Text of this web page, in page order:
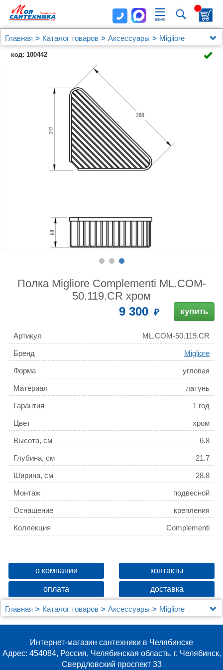
Главная Каталог товаров Аксессуары
Migliore
Полка Migliore Complementi ML.COM-50.119.CR хром
код: 100442
Полка Migliore Complementi ML.COM-
50.119.CR хром
9 300 купить
Артикул ML.COM-50.119.CR
Бренд Migliore
Форма угловая
Материал латунь
Гарантия 1 год
Цвет хром
Высота, см 6.8
Глубина, см 21.7
Ширина, см 28.8
Монтаж подвесной
Оснащение крепления
Коллекция Complementi
о компании контакты
оплата доставка
Главная Каталог товаров Аксессуары
Migliore
Полка Migliore Complementi ML.COM-50.119.CR хром
Интернет-магазин сантехники в Челябинске
Адрес: 454084, Россия, Челябинская область, г. Челябинск,
Свердловский проспект 33